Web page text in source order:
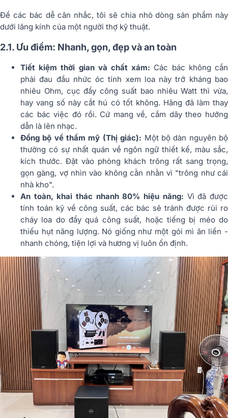
Để các bác dễ cân nhắc, tôi sẽ chia nhỏ dòng sản phẩm này
dưới lăng kính của một người thợ kỹ thuật.
2.1. Ưu điểm: Nhanh, gọn, đẹp và an toàn
Tiết kiệm thời gian và chất xám: Các bác không cần
phải đau đầu nhức óc tính xem loa này trở kháng bao
nhiêu Ohm, cục đẩy công suất bao nhiêu Watt thì vừa,
hay vang số này cắt hú có tốt không. Hãng đã làm thay
các bác việc đó rồi. Cứ mang về, cắm dây theo hướng
dẫn là lên nhạc.
Đồng bộ về thẩm mỹ (Thị giác): Một bộ dàn nguyên bộ
thường có sự nhất quán về ngôn ngữ thiết kế, màu sắc,
kích thước. Đặt vào phòng khách trông rất sang trọng,
gọn gàng, vợ nhìn vào không cằn nhằn vì "trông như cái
nhà kho".
An toàn, khai thác nhanh 80% hiệu năng: Vì đã được
tính toán kỹ về công suất, các bác sẽ tránh được rủi ro
cháy loa do đẩy quá công suất, hoặc tiếng bị méo do
thiếu hụt năng lượng. Nó giống như một gói mì ăn liền -
nhanh chóng, tiện lợi và hương vị luôn ổn định.